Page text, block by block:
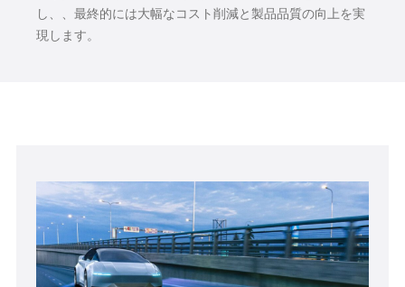
し、、最終的には大幅なコスト削減と製品品質の向上を実
現します。